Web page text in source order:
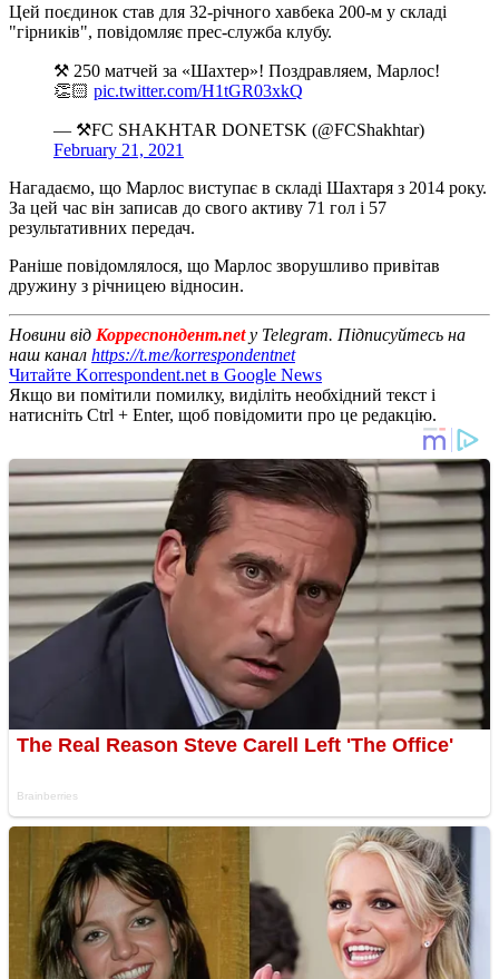
Цей поєдинок став для 32-річного хавбека 200-м у складі
"гірників", повідомляє прес-служба клубу.
⚒ 250 матчей за «Шахтер»! Поздравляем, Марлос!
👏🏻 pic.twitter.com/H1tGR03xkQ
— ⚒FC SHAKHTAR DONETSK (@FCShakhtar)
February 21, 2021
Нагадаємо, що Марлос виступає в складі Шахтаря з 2014 року.
За цей час він записав до свого активу 71 гол і 57
результативних передач.
Раніше повідомлялося, що Марлос зворушливо привітав
дружину з річницею відносин.
Новини від Корреспондент.netу Telegram. Підписуйтесь на
наш канал https://t.me/korrespondentnet
Читайте Korrespondent.net в Google News
Якщо ви помітили помилку, виділіть необхідний текст і
натисніть Ctrl + Enter, щоб повідомити про це редакцію.